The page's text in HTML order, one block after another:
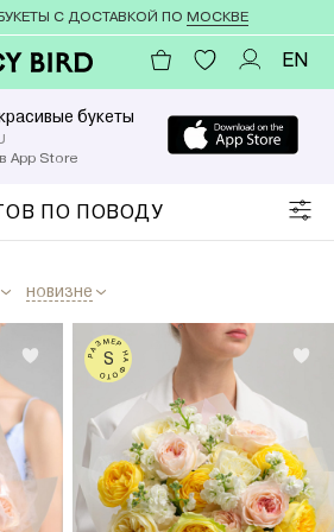
С ДОСТАВКОЙ ПО МОСКВЕ
EN
букеты
App Store
ПО ПОВОДУ
новизне
РАЗМЕР НА ФОТО
S